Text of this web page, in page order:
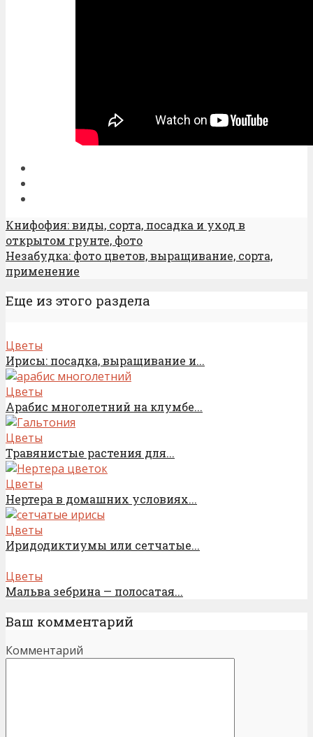
Книфофия: виды, сорта, посадка и уход в
открытом грунте, фото
Незабудка: фото цветов, выращивание, сорта,
применение
Еще из этого раздела
Цветы
Ирисы: посадка, выращивание и...
Цветы
Арабис многолетний на клумбе...
Цветы
Травянистые растения для...
Цветы
Нертера в домашних условиях...
Цветы
Иридодиктиумы или сетчатые...
Цветы
Мальва зебрина — полосатая...
Ваш комментарий
Комментарий